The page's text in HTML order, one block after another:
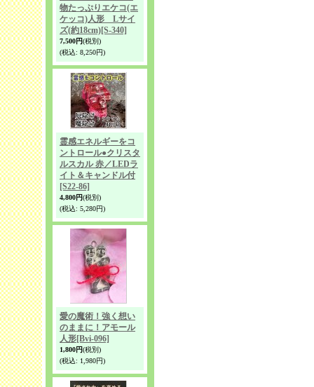
物たっぷりエケコ(エ
ケッコ)人形 Lサイ
ズ(約18cm)[S-340]
7,500円(税別)
(税込: 8,250円)
霊感エネルギーをコ
ントロール●クリスタ
ルスカル 赤／LEDラ
イト＆キャンドル付
[S22-86]
4,800円(税別)
(税込: 5,280円)
愛の魔術！強く想い
のままに！アモール
人形[Bvi-096]
1,800円(税別)
(税込: 1,980円)